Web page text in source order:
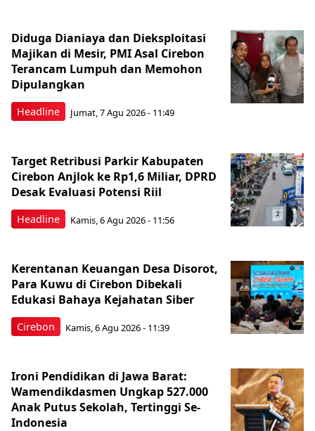
Headline
Diduga Dianiaya dan Dieksploitasi
Majikan di Mesir, PMI Asal Cirebon
Terancam Lumpuh dan Memohon
Dipulangkan
Jumat, 7 Agu 2026 - 11:49
Headline
Target Retribusi Parkir Kabupaten
Cirebon Anjlok ke Rp1,6 Miliar, DPRD
Desak Evaluasi Potensi Riil
Kamis, 6 Agu 2026 - 11:56
Cirebon
Kerentanan Keuangan Desa Disorot,
Para Kuwu di Cirebon Dibekali
Edukasi Bahaya Kejahatan Siber
Kamis, 6 Agu 2026 - 11:39
Ironi Pendidikan di Jawa Barat:
Wamendikdasmen Ungkap 527.000
Anak Putus Sekolah, Tertinggi Se-
Indonesia